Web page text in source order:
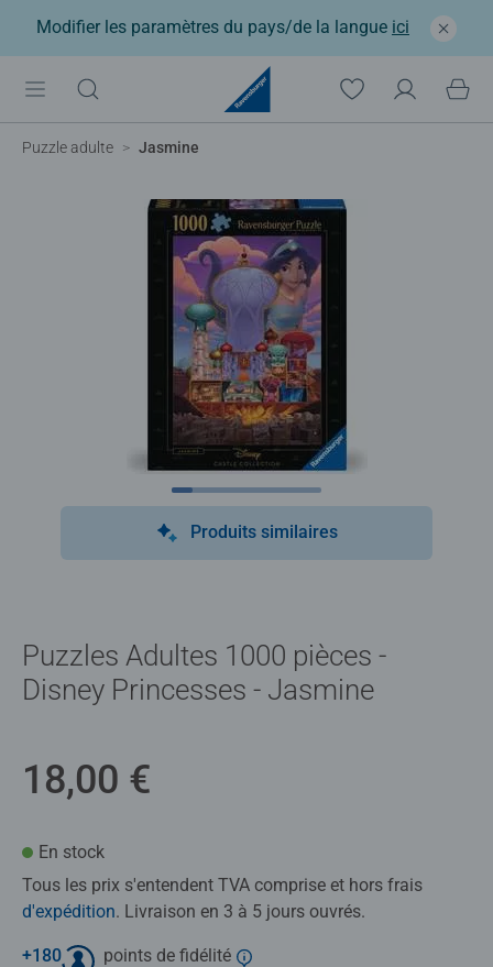
Modifier les paramètres du pays/de la langue ici
Puzzle adulte Jasmine
Produits similaires
Puzzles Adultes 1000 pièces -
Disney Princesses - Jasmine
18,00 €
En stock
Tous les prix s'entendent TVA comprise et hors frais
d'expédition. Livraison en 3 à 5 jours ouvrés.
+180 points de fidélité